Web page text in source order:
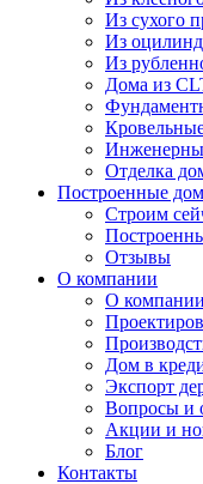
Из сухого
Из
Из
Дома из
Отделка
Построенные
Строим
Отзывы
О компании
О компании
Дом в
Экспорт
Вопросы и
Акции и
Блог
Контакты